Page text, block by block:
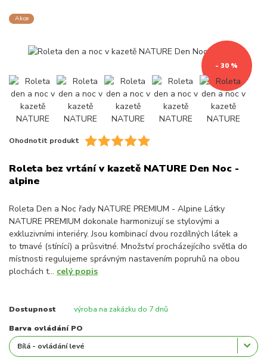
Akce
- 30 %
Ohodnotit produkt
Roleta bez vrtání v kazetě NATURE Den Noc -
alpine
Roleta Den a Noc řady NATURE PREMIUM - Alpine Látky
NATURE PREMIUM dokonale harmonizují se stylovými a
exkluzivními interiéry. Jsou kombinací dvou rozdílných látek a
to tmavé (stínící) a průsvitné. Množství procházejícího světla do
místnosti regulujeme správným nastavením popruhů na obou
plochách t... celý popis
Dostupnost výroba na zakázku do 7 dnů
Barva ovládání PO